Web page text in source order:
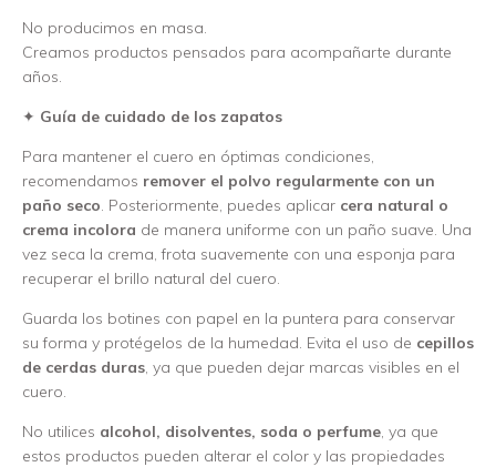
No producimos en masa.
Creamos productos pensados para acompañarte durante
años.
✦ Guía de cuidado de los zapatos
Para mantener el cuero en óptimas condiciones,
recomendamos remover el polvo regularmente con un
paño seco. Posteriormente, puedes aplicar cera natural o
crema incolora de manera uniforme con un paño suave. Una
vez seca la crema, frota suavemente con una esponja para
recuperar el brillo natural del cuero.
Guarda los botines con papel en la puntera para conservar
su forma y protégelos de la humedad. Evita el uso de cepillos
de cerdas duras, ya que pueden dejar marcas visibles en el
cuero.
No utilices alcohol, disolventes, soda o perfume, ya que
estos productos pueden alterar el color y las propiedades